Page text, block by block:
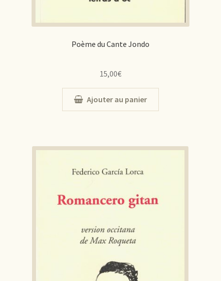
Poème du Cante Jondo
15,00€
Ajouter au panier